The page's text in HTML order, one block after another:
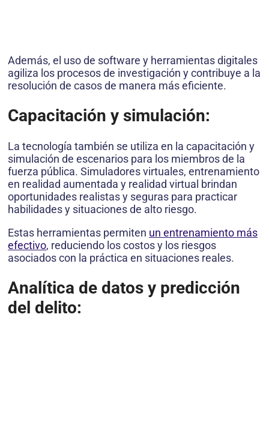
Además, el uso de software y herramientas digitales
agiliza los procesos de investigación y contribuye a la
resolución de casos de manera más eficiente.
Capacitación y simulación:
La tecnología también se utiliza en la capacitación y
simulación de escenarios para los miembros de la
fuerza pública. Simuladores virtuales, entrenamiento
en realidad aumentada y realidad virtual brindan
oportunidades realistas y seguras para practicar
habilidades y situaciones de alto riesgo.
Estas herramientas permiten un entrenamiento más
efectivo, reduciendo los costos y los riesgos
asociados con la práctica en situaciones reales.
Analítica de datos y predicción
del delito: